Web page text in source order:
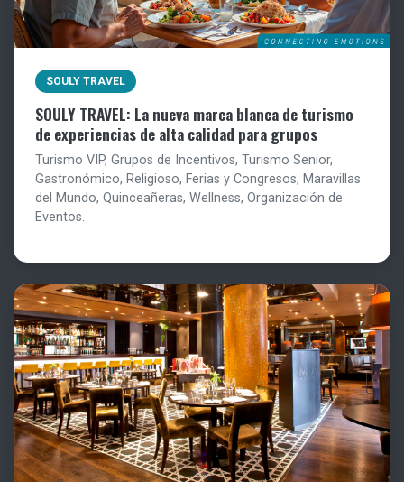
SOULY TRAVEL
SOULY TRAVEL: La nueva marca blanca de turismo
de experiencias de alta calidad para grupos
Turismo VIP, Grupos de Incentivos, Turismo Senior,
Gastronómico, Religioso, Ferias y Congresos, Maravillas
del Mundo, Quinceañeras, Wellness, Organización de
Eventos.